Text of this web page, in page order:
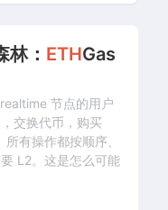
林： ETHGas
节点的用户
交换代币，购买
有操作都按顺序、
L2。这是怎么可能